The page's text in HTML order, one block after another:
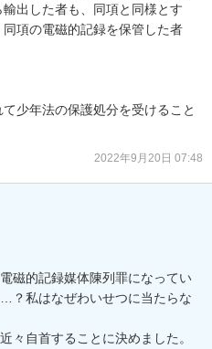
出した者も、同項と同様とす
項の電磁的記録を保管した者
少年法の保護処分を受けること
2022年9月20日 07:48
磁的記録媒体陳列罪になってい
？私はなぜわいせつに当たらな
々自首することに決めました。